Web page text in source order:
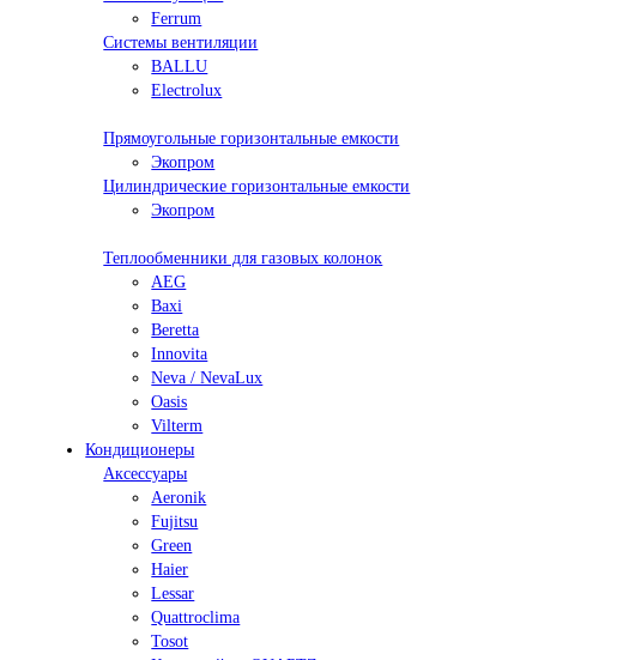
Ferrum
Системы вентиляции
BALLU
Electrolux
Прямоугольные горизонтальные емкости
Экопром
Цилиндрические горизонтальные емкости
Экопром
Теплообменники для газовых колонок
AEG
Baxi
Beretta
Innovita
Neva / NevaLux
Oasis
Vilterm
Кондиционеры
Аксессуары
Aeronik
Fujitsu
Green
Haier
Lessar
Quattroclima
Tosot